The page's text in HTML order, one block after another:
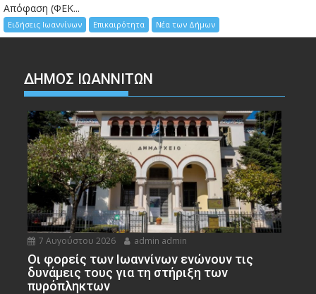
Απόφαση (ΦΕΚ...
Ειδήσεις Ιωαννίνων Επικαιρότητα Νέα των Δήμων
ΔΗΜΟΣ ΙΩΑΝΝΙΤΩΝ
7 Αυγούστου 2026 admin admin
Οι φορείς των Ιωαννίνων ενώνουν τις
δυνάμεις τους για τη στήριξη των
πυρόπληκτων